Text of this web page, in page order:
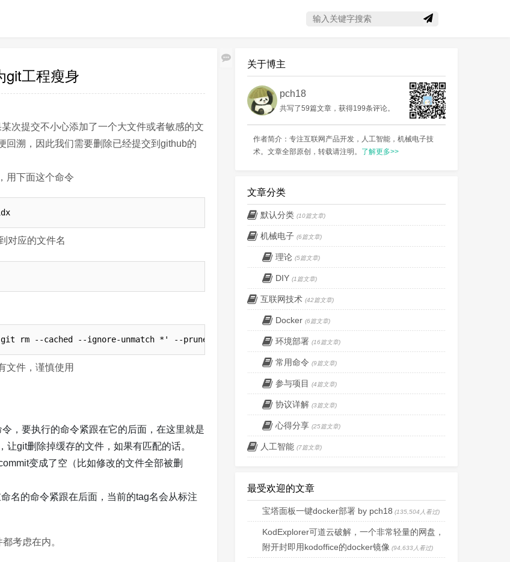
搜索关键字
git工程瘦身
次提交不小心添加了一个大文件或者敏感的文
回溯，因此我们需要删除已经提交到github的
用下面这个命令
对应的文件名
--cached --ignore-unmatch *' --prune-empty --tag-name-filter cat -- --all
文件，谨慎使用
，要执行的命令紧跟在它的后面，在这里就是
，让git删除掉缓存的文件，如果有匹配的话。
变成了空（比如修改的文件全部被删
名的命令紧跟在后面，当前的tag名会从标注
考虑在内。
评论一下
关于博主
pch18
共写了59篇文章，获得199条评论。
作者简介：专注互联网产品开发，人工智能，机械电子技
术。文章全部原创，转载请注明。 了解更多>>
文章分类
默认分类 (10篇文章)
机械电子 (6篇文章)
理论 (5篇文章)
DIY (1篇文章)
互联网技术 (42篇文章)
Docker (6篇文章)
环境部署 (16篇文章)
常用命令 (9篇文章)
参与项目 (4篇文章)
协议详解 (3篇文章)
心得分享 (25篇文章)
人工智能 (7篇文章)
最受欢迎的文章
宝塔面板一键docker部署 by pch18 (135,504人看过)
KodExplorer可道云破解，一个非常轻量的网盘，
附开封即用kodoffice的docker镜像 (94,633人看过)